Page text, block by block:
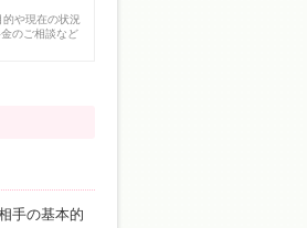
や現在の状況
のご相談など
手の基本的